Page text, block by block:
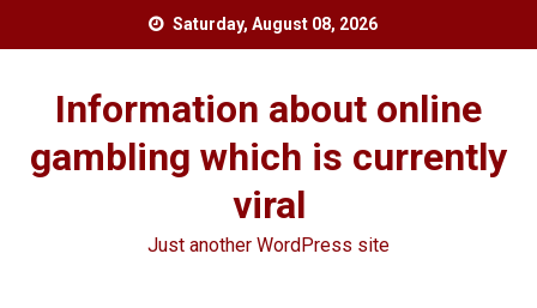
Saturday, August 08, 2026
Information about online
gambling which is currently
viral
Just another WordPress site